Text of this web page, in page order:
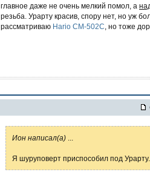
главное даже не очень мелкий помол, а
резьба. Урарту красив, спору нет, но уж
рассматриваю Hario СМ-502С , но тоже
Ион написал(а)
Я шуруповерт приспособил под Урарту.